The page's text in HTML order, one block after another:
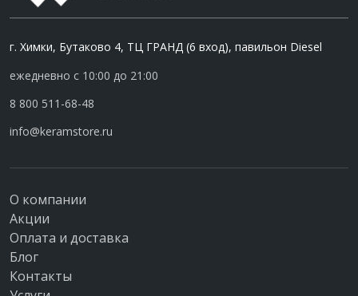
г. Химки, Бутаково 4, ТЦ ГРАНД (6 вход), павильон Diesel
ежедневно с 10:00 до 21:00
8 800 511-68-48
info@keramstore.ru
О компании
Акции
Оплата и доставка
Блог
Контакты